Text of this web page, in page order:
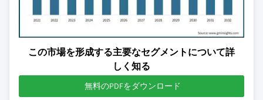
この市場を形成する主要なセグメントについて詳
しく知る
無料のPDFをダウンロード